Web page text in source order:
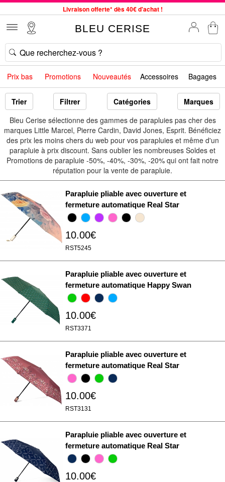
Livraison offerte* dès 40€ d'achat !
Commande avant 12h expédiée le jour même, du lundi au vendredi
33 magasins en France. Un à proximité de chez vous ?
Bon shopping chez BLEU CERISE !
Jusqu'à -75% sur le site du 29/07 au 27/08
Samsonite, Delsey, American Tourister, Little Marcel à Prix Bas
BLEU CERISE
Prix bas Promotions Nouveautés Accessoires Bagages
Trier Filtrer Catégories
Marques
Bleu Cerise sélectionne des gammes de parapluies pas cher des
marques Little Marcel, Pierre Cardin, David Jones, Esprit. Bénéficiez
des prix les moins chers du web pour vos parapluies et même d'un
parapluie à prix discount. Sans oublier les nombreuses Soldes et
Promotions de parapluie -50%, -40%, -30%, -20% qui ont fait notre
réputation pour la vente de parapluie.
Parapluie pliable avec ouverture et
fermeture automatique Real Star
10.00€
RST5245
Parapluie pliable avec ouverture et
fermeture automatique Happy Swan
10.00€
RST3371
Parapluie pliable avec ouverture et
fermeture automatique Real Star
10.00€
RST3131
Parapluie pliable avec ouverture et
fermeture automatique Real Star
10.00€